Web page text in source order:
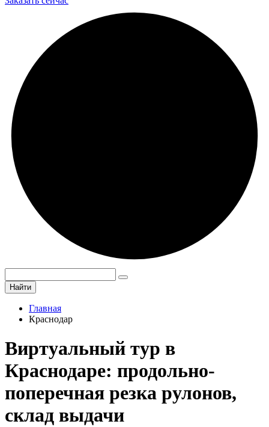
Найти
Главная
Краснодар
Виртуальный тур в
Краснодаре: продольно-
поперечная резка рулонов,
склад выдачи